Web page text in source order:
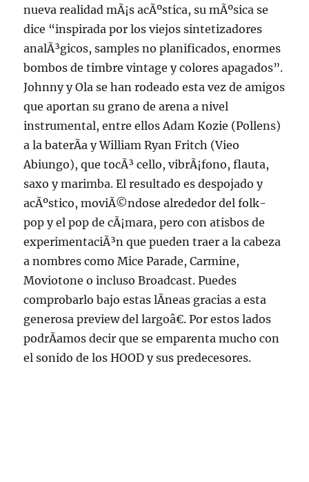
nueva realidad mÃ¡s acÃºstica, su mÃºsica se
dice “inspirada por los viejos sintetizadores
analÃ³gicos, samples no planificados, enormes
bombos de timbre vintage y colores apagados”.
Johnny y Ola se han rodeado esta vez de amigos
que aportan su grano de arena a nivel
instrumental, entre ellos Adam Kozie (Pollens)
a la baterÃ­a y William Ryan Fritch (Vieo
Abiungo), que tocÃ³ cello, vibrÃ¡fono, flauta,
saxo y marimba. El resultado es despojado y
acÃºstico, moviÃ©ndose alrededor del folk-
pop y el pop de cÃ¡mara, pero con atisbos de
experimentaciÃ³n que pueden traer a la cabeza
a nombres como Mice Parade, Carmine,
Moviotone o incluso Broadcast. Puedes
comprobarlo bajo estas lÃ­neas gracias a esta
generosa preview del largoâ€. Por estos lados
podrÃ­amos decir que se emparenta mucho con
el sonido de los HOOD y sus predecesores.